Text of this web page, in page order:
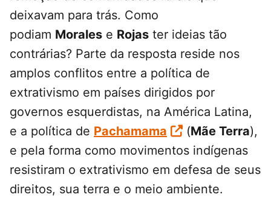
deixavam para trás. Como
podiam Morales e Rojas ter ideias tão
contrárias? Parte da resposta reside nos
amplos conflitos entre a política de
extrativismo em países dirigidos por
governos esquerdistas, na América Latina,
e a política de Pachamama (Mãe Terra),
e pela forma como movimentos indígenas
resistiram o extrativismo em defesa de seus
direitos, sua terra e o meio ambiente.